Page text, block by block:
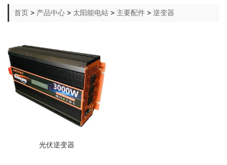
首页 > 产品中心 > 太阳能电站 > 主要配件 > 逆变器
光伏逆变器